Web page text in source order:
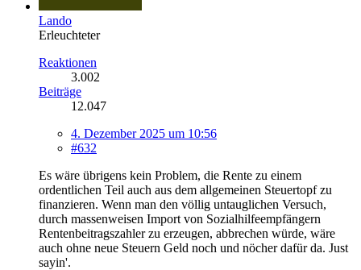
Lando
Erleuchteter
Reaktionen
3.002
Beiträge
12.047
4. Dezember 2025 um 10:56
#632
Es wäre übrigens kein Problem, die Rente zu einem
ordentlichen Teil auch aus dem allgemeinen Steuertopf zu
finanzieren. Wenn man den völlig untauglichen Versuch,
durch massenweisen Import von Sozialhilfeempfängern
Rentenbeitragszahler zu erzeugen, abbrechen würde, wäre
auch ohne neue Steuern Geld noch und nöcher dafür da. Just
sayin'.